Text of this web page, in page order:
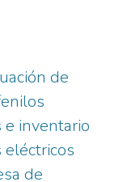
se realizó del
Centro de salud
Esperanza - La
Yajahuanca
de
e inventario
de